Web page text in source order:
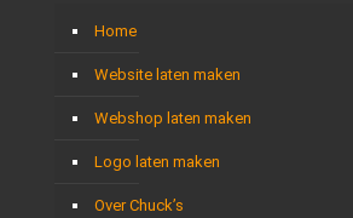
Home
Website laten maken
Webshop laten maken
Logo laten maken
Over Chuck’s